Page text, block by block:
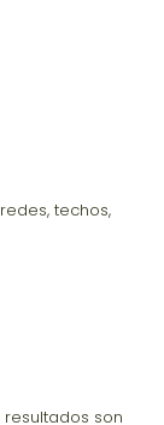
techos,
son